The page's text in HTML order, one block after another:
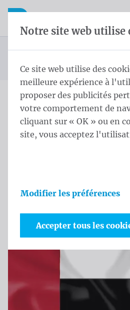
Skip content
Sauter la sélection de la langue
Ouvrir la navigation mobile
Vous êtes ici :
Drapeaux des pays d'Asie
Drapeau Émirats arabes unis
Drapeau
unis 100x150
Notre site web utilise
Ce site web utilise des
meilleure expérience à
proposer des publicités
votre comportement de
cliquant sur « OK » ou en
site, vous acceptez
Modifier les préférences
Accepter tous les